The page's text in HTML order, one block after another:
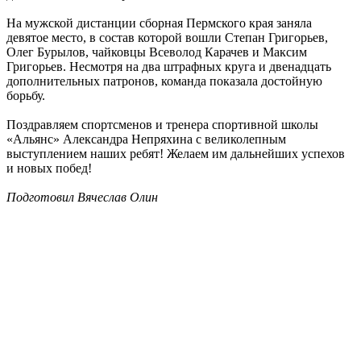
На мужской дистанции сборная Пермского края заняла
девятое место, в состав которой вошли Степан Григорьев,
Олег Бурылов, чайковцы Всеволод Карачев и Максим
Григорьев. Несмотря на два штрафных круга и двенадцать
дополнительных патронов, команда показала достойную
борьбу.
Поздравляем спортсменов и тренера спортивной школы
«Альянс» Александра Непряхина с великолепным
выступлением наших ребят! Желаем им дальнейших успехов
и новых побед!
Подготовил Вячеслав Олин